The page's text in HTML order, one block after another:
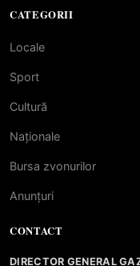
CATEGORII
Locale
Sport
Cultură
Naționale
Bursa zvonurilor
Anunțuri
CONTACT
DIRECTOR GENERAL